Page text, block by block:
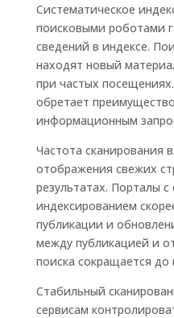
Систематическое
поисковыми роботами
сведений в индексе.
находят новый
при частых
обретает
информационным
Частота сканирования
отображения свежих
результатах. Порталы
индексированием
публикации и
между публикацией и
поиска сокращается до
Стабильный
сервисам